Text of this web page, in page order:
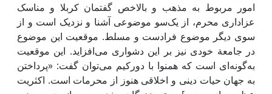
امور مربوط به مذهب و بالاخص گفتمان کربلا و مناسک
عزاداری محرم، از یک‌سو موضوعی آشنا و نزدیک است و از
سوی دیگر موضوع فرادست و مسلط. موقعیت ‌این موضوع
در جامعة خودی نیز بر ‌این دشواری می‌افزاید. ‌این موقعیت
به‌گونه‌ای است که همنوا با دورکیم می‌توان گفت: «پرداختن
به جهان حیات دینی و اخلاقی هنوز از محرمات است. اکثریت